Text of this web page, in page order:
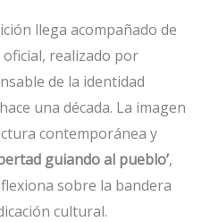
llega acompañado de
realizado por
de la identidad
una década. La imagen
contemporánea y
guiando al pueblo’,
sobre la bandera
cultural.